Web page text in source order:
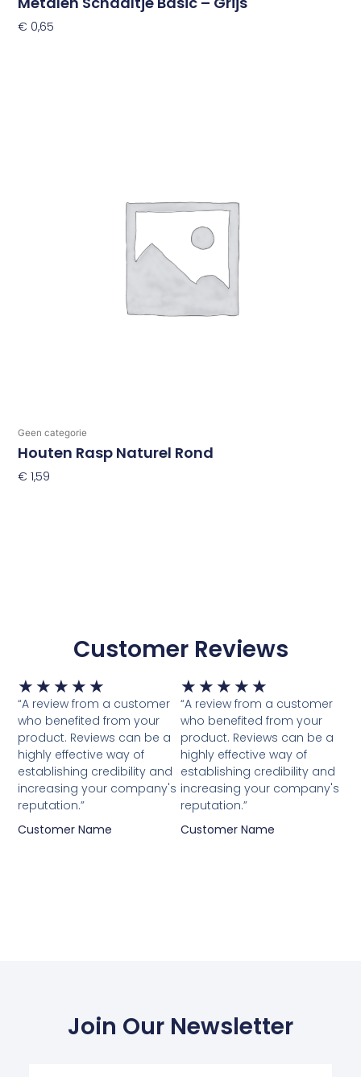
€ 0,65
Geen categorie
Houten Rasp Naturel Rond
€ 1,59
Customer Reviews
★ ★ ★ ★ ★ Waardering
5
van
5
“A review from a customer
who benefited from your
product. Reviews can be a
highly effective way of
establishing credibility and
increasing your company's
reputation.”
Customer Name
★ ★ ★ ★ ★
5
van
5
“A review from a customer
who benefited from your
product. Reviews can be a
highly effective way of
establishing credibility and
increasing your company's
reputation.”
Customer Name
Join Our Newsletter